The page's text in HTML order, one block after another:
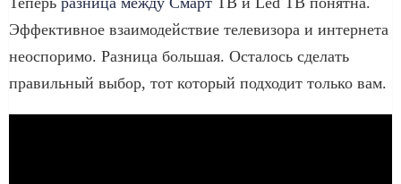
Эффективное взаимодействие телевизора и интернета
неоспоримо. Разница большая. Осталось сделать
правильный выбор, тот который подходит только вам.